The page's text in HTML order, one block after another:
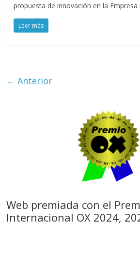
propuesta de innovación en la Empresa
Leer más
← Anterior
Web premiada con el
Internacional OX 2024,